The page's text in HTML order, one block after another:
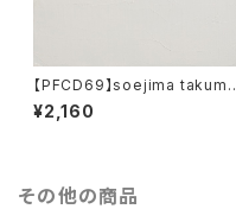
【PFCD69】soejima takuma
『all sheep sleep in yours』
CD
¥2,160
その他の商品